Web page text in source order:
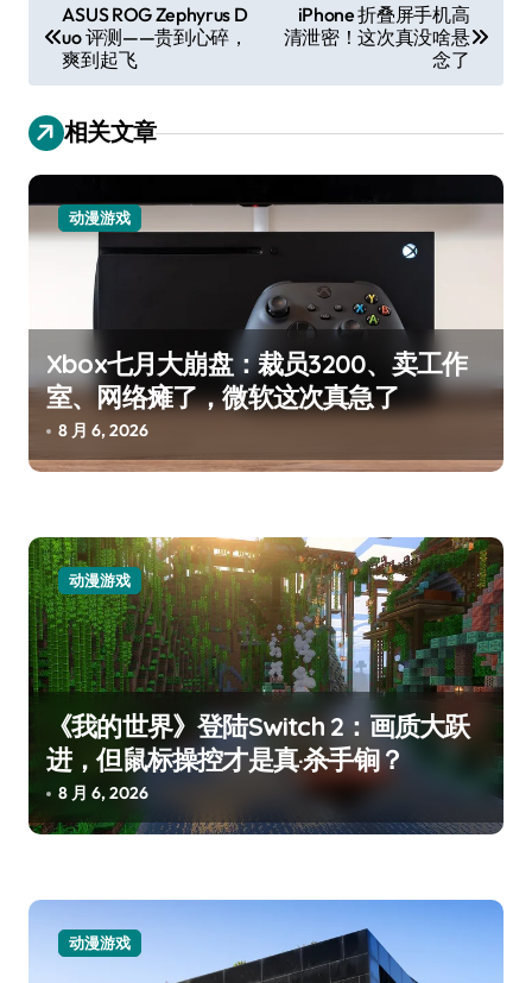
章
导
航
ASUS ROG Zephyrus D
uo 评测——贵到心碎，
爽到起飞
iPhone 折叠屏手机高
清泄密！这次真没啥悬
念了
相关文章
动漫游戏
Xbox七月大崩盘：裁员3200、卖工作
室、网络瘫了，微软这次真急了
8 月 6, 2026
动漫游戏
《我的世界》登陆Switch 2：画质大跃
进，但鼠标操控才是真·杀手锏？
8 月 6, 2026
动漫游戏